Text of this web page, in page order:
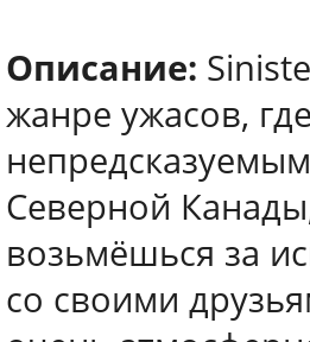
Описание:
жанре ужасов,
Северной
возьмёшься за
со своими